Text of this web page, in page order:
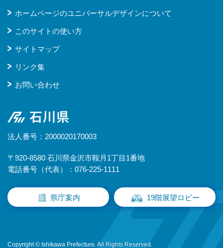
ホームページのユニバーサルデザインについて
このサイトの使い方
サイトマップ
リンク集
お問い合わせ
石川県
法人番号：2000020170003
〒920-8580 石川県金沢市鞍月1丁目1番地
電話番号（代表）：076-225-1111
県庁案内 19階展望ロビー
Copyright © Ishikawa Prefecture. All Rights Reserved.